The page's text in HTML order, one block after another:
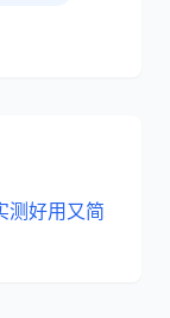
测好用又简